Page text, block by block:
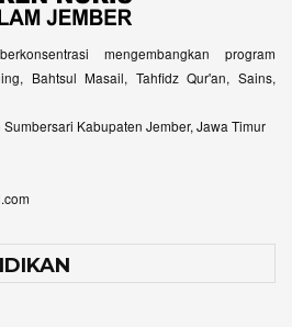
mengembangkan program
Bahtsul Masail, Tahfidz Qur'an, Sains,
Kabupaten Jember, Jawa Timur